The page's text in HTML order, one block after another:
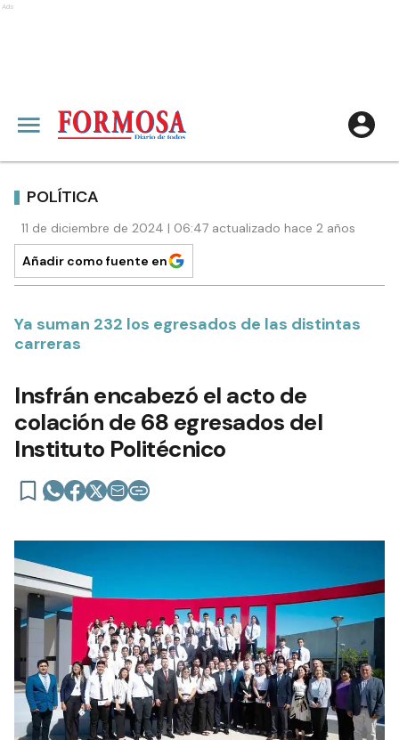
Ads
POLÍTICA
11 de diciembre de 2024 | 06:47 actualizado hace 2 años
Añadir como fuente en
Ya suman 232 los egresados de las distintas
carreras
Insfrán encabezó el acto de
colación de 68 egresados del
Instituto Politécnico